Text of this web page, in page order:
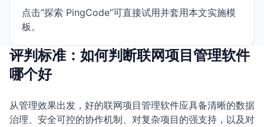
点击“探索 PingCode”可直接试用并套用本文实施模
板。
评判标准：如何判断联网项目管理软件
哪个好
从管理效果出发，好的联网项目管理软件应具备清晰的数据
治理、安全可控的协作机制、对复杂项目的强支持，以及对